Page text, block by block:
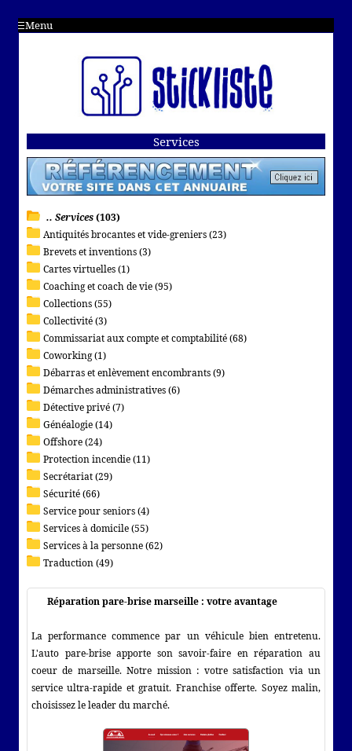
Menu
Services
.. Services(103)
Antiquités brocantes et vide-greniers (23)
Brevets et inventions (3)
Cartes virtuelles (1)
Coaching et coach de vie (95)
Collections (55)
Collectivité (3)
Commissariat aux compte et comptabilité (68)
Coworking (1)
Débarras et enlèvement encombrants (9)
Démarches administratives (6)
Détective privé (7)
Généalogie (14)
Offshore (24)
Protection incendie (11)
Secrétariat (29)
Sécurité (66)
Service pour seniors (4)
Services à domicile (55)
Services à la personne (62)
Traduction (49)
Réparation pare-brise marseille : votre avantage
La performance commence par un véhicule bien entretenu.
L'auto pare-brise apporte son savoir-faire en réparation au
coeur de marseille. Notre mission : votre satisfaction via un
service ultra-rapide et gratuit. Franchise offerte. Soyez malin,
choisissez le leader du marché.